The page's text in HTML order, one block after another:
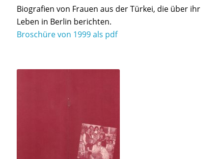
Biografien von Frauen aus der Türkei, die über ihr
Leben in Berlin berichten.
Broschüre von 1999 als pdf